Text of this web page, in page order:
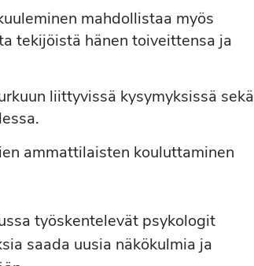
mahdollistaa myös
tekijöistä hänen toiveittensa ja
liittyvissä kysymyksissä sekä
ammattilaisten kouluttaminen
työskentelevät psykologit
saada uusia näkökulmia ja